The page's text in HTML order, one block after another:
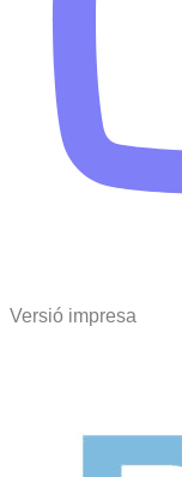
Versió impresa